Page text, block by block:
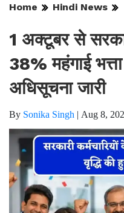
Home Hindi News
1 अक्टूबर से
38% महंगाई
अधिसूचना जारी
By Sonika Singh | Aug 8,